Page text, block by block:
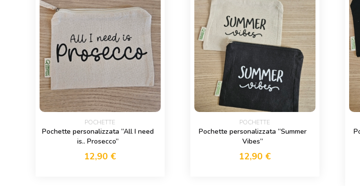
POCHETTE
Pochette personalizzata “All I need
is.. Prosecco”
12,90 €
POCHETTE
Pochette personalizzata “Summer
Vibes”
12,90 €